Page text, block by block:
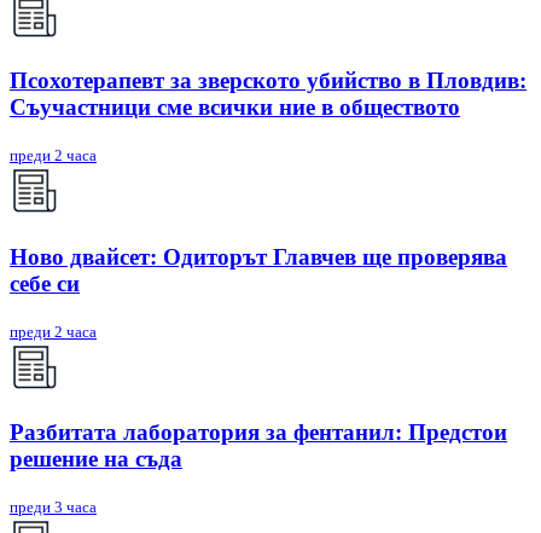
Псохотерапевт за зверското убийство в Пловдив:
Съучастници сме всички ние в обществото
преди 2 часа
Ново двайсет: Одиторът Главчев ще проверява
себе си
преди 2 часа
Разбитата лаборатория за фентанил: Предстои
решение на съда
преди 3 часа